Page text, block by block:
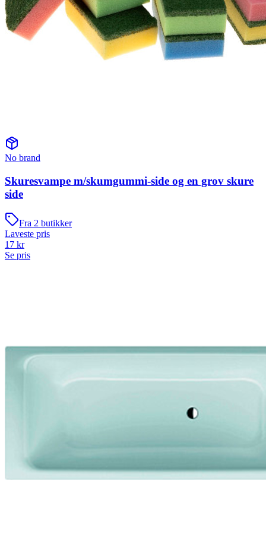
No brand
Skuresvampe m/skumgummi-side og en grov skure
side
Fra 2 butikker
Laveste pris
17 kr
Se pris